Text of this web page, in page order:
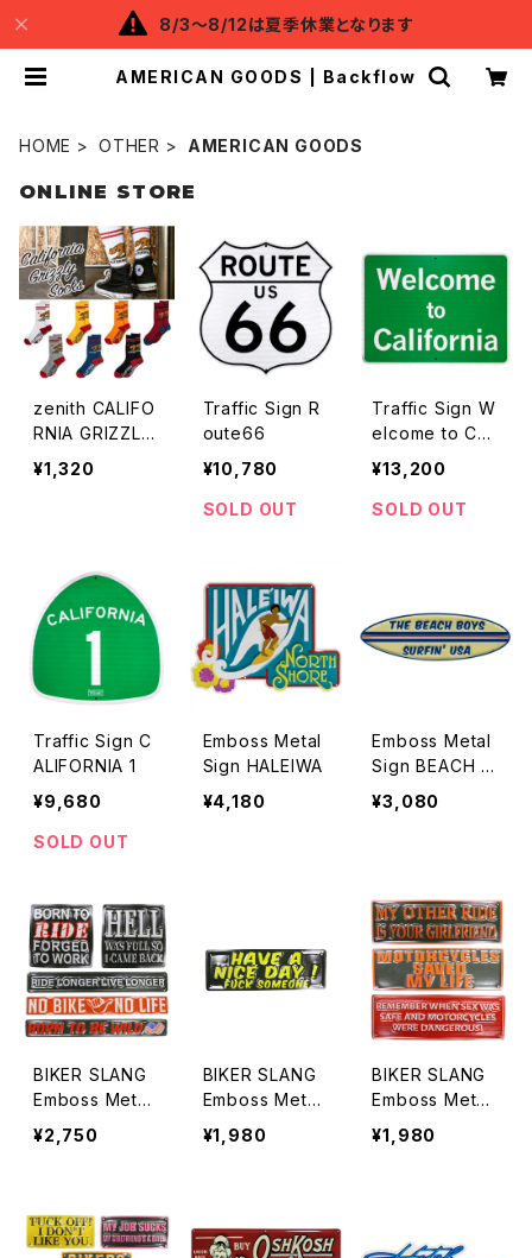
8/3～8/12は夏季休業となります
AMERICAN GOODS | Backflow
HOME OTHER AMERICAN GOODS
ONLINE STORE
zenith CALIFO
RNIA GRIZZLY
SOCKS
¥1,320
Traffic Sign R
oute66
¥10,780
SOLD OUT
Traffic Sign W
elcome to CAL
IFORNIA
¥13,200
SOLD OUT
Traffic Sign C
ALIFORNIA 1
¥9,680
SOLD OUT
Emboss Metal
Sign HALEIWA
¥4,180
Emboss Metal
Sign BEACH B
OYS
¥3,080
BIKER SLANG
Emboss Metal
Sign L
¥2,750
BIKER SLANG
Emboss Metal
Sign M
¥1,980
BIKER SLANG
Emboss Metal
Sign M
¥1,980